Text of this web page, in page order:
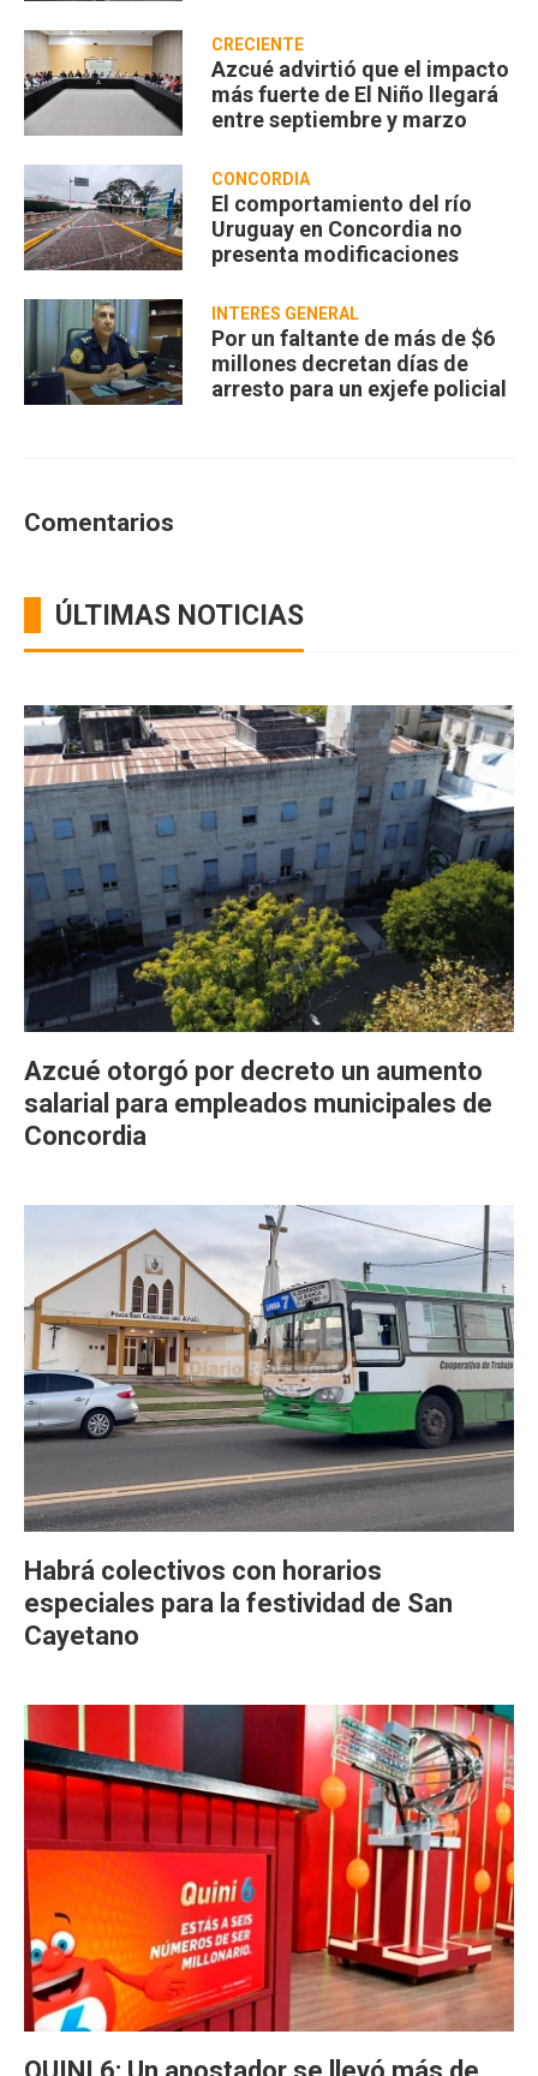
CRECIENTE
Azcué advirtió que el impacto
más fuerte de El Niño llegará
entre septiembre y marzo
CONCORDIA
El comportamiento del río
Uruguay en Concordia no
presenta modificaciones
INTERÉS GENERAL
Por un faltante de más de $6
millones decretan días de
arresto para un exjefe policial
Comentarios
ÚLTIMAS NOTICIAS
Azcué otorgó por decreto un aumento
salarial para empleados municipales de
Concordia
Habrá colectivos con horarios
especiales para la festividad de San
Cayetano